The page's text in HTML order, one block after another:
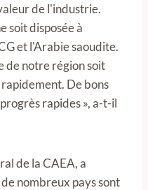
de l'industrie.
soit disposée à
et l'Arabie saoudite.
de notre région soit
De bons
rapides », a-t-il
de la CAEA, a
nombreux pays sont